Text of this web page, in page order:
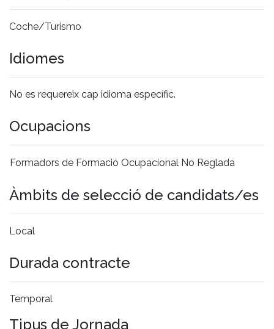
Coche/Turismo
Idiomes
No es requereix cap idioma específic.
Ocupacions
Formadors de Formació Ocupacional No Reglada
Àmbits de selecció de candidats/es
Local
Durada contracte
Temporal
Tipus de Jornada